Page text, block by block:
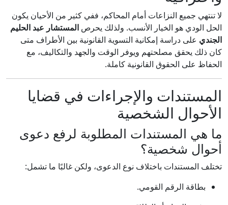
لا تنتهي جميع النزاعات أمام المحاكم، ففي كثير من الأحيان يكون
الحل الودي هو الخيار الأنسب. ولذلك يحرص المستشار عبد الحليم
الجندي على دراسة إمكانية التسوية القانونية بين الأطراف متى
كان ذلك يحقق مصلحتهم ويوفر الوقت والجهد والتكاليف، مع
الحفاظ على الحقوق القانونية كاملة.
المستندات والإجراءات في قضايا
الأحوال الشخصية
ما هي المستندات المطلوبة لرفع دعوى
أحوال شخصية؟
تختلف المستندات باختلاف نوع الدعوى، ولكن غالبًا ما تشمل:
بطاقة الرقم القومي.